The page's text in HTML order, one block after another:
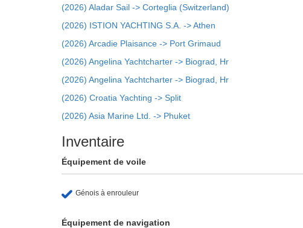
(2026) Aladar Sail -> Corteglia (Switzerland)
(2026) ISTION YACHTING S.A. -> Athen
(2026) Arcadie Plaisance -> Port Grimaud
(2026) Angelina Yachtcharter -> Biograd, Hr
(2026) Angelina Yachtcharter -> Biograd, Hr
(2026) Croatia Yachting -> Split
(2026) Asia Marine Ltd. -> Phuket
Inventaire
Équipement de voile
Génois à enrouleur
Équipement de navigation